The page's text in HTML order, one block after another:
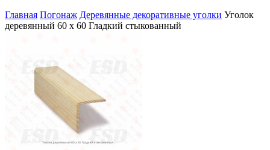
Главная Погонаж Деревянные декоративные уголки Уголок
деревянный 60 х 60 Гладкий стыкованный